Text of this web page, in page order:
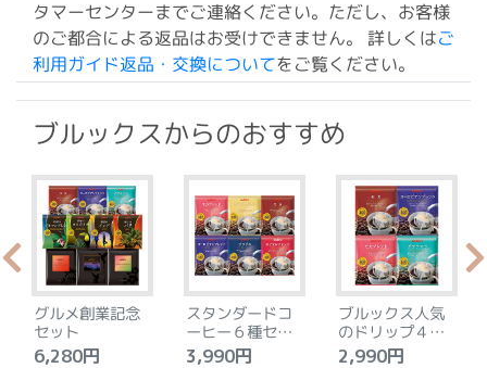
タマーセンターまでご連絡ください。ただし、お客様
のご都合による返品はお受けできません。 詳しくはご
利用ガイド返品・交換についてをご覧ください。
ブルックスからのおすすめ
グルメ創業記念
セット
6,280円
スタンダードコ
ーヒー６種セッ
ト
3,990円
ブルックス人気
のドリップ４種
セット
2,990円